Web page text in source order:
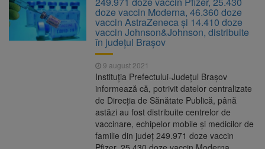
are loc între 14 și 16 august
6 august 2026
Uniunea Europeană acordă
Ucrainei încă 1,4 miliarde de euro din
veniturile activelor rusești înghețate
Motorina a ajuns la 11,68 lei
Fuego vine la Zărnești.
Recital special pe scena Festivalului „Ecoul
Pietrei Craiului”, pe 2 octombrie
doze vaccin Moderna, 46.360 doze
vaccin AstraZeneca și 14.410 doze
vaccin Johnson&Johnson, distribuite
în judeţul Braşov
9 august 2021
Instituția Prefectului-Județul Brașov
informează că, potrivit datelor centralizate
de Direcția de Sănătate Publică, până
astăzi au fost distribuite centrelor de
vaccinare, echipelor mobile și medicilor de
familie din județ 249.971 doze vaccin